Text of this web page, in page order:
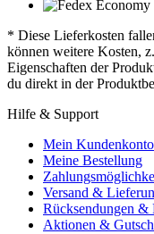
* Diese Lieferkosten
können weitere Kosten,
Eigenschaften der
du direkt in der
Hilfe & Support
Mein Kundenkonto
Meine Bestellung
Versand &
Rücksendungen &
Aktionen &